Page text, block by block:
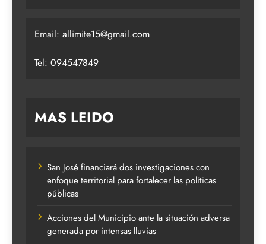
Email: allimite15@gmail.com
Tel: 094547849
MAS LEIDO
San José financiará dos investigaciones con
enfoque territorial para fortalecer las políticas
públicas
Acciones del Municipio ante la situación adversa
generada por intensas lluvias